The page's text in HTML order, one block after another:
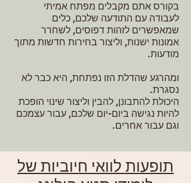
בקורס אתם מקבלים מפתח אמיתי
לעבודה עם התודעה שלכם, כלים
שמאפשרים לזהות דפוסים, לשחרר
אמונות ישנות, וליצור בחירות חדשות מתוך
מודעות.
ומהרגע שהדלת הזו נפתחת, היא כבר לא
נסגרת.
היכולת להתבונן, להבין וליצור שינוי הופכת
להיות נגישה ביום-יום שלכם, עבור עצמכם
וגם עבור אחרים.
תופעות לוואי חיוביות של